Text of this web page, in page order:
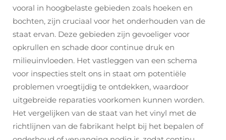
vooral in hoogbelaste gebieden zoals hoeken en
bochten, zijn cruciaal voor het onderhouden van de
staat ervan. Deze gebieden zijn gevoeliger voor
opkrullen en schade door continue druk en
milieuinvloeden. Het vastleggen van een schema
voor inspecties stelt ons in staat om potentiële
problemen vroegtijdig te ontdekken, waardoor
uitgebreide reparaties voorkomen kunnen worden.
Het vergelijken van de staat van het vinyl met de
richtlijnen van de fabrikant helpt bij het bepalen of